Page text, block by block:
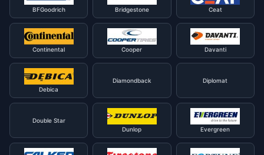
BFGoodrich Bridgestone Ceat
Continental Cooper Davanti
Debica
Diamondback Diplomat
Double Star
Dunlop
Evergreen